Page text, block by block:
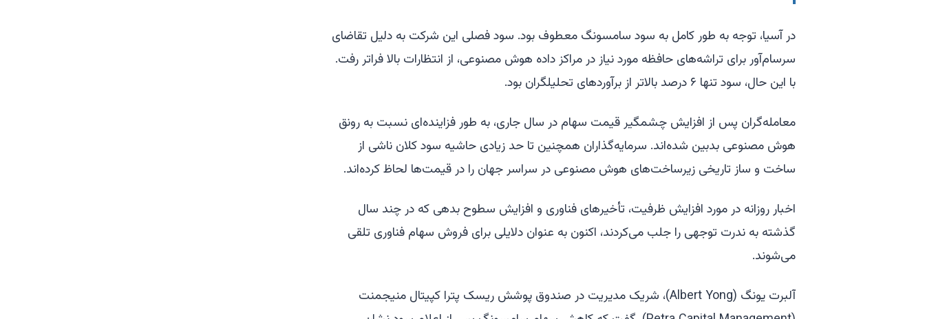
در آسیا، توجه به طور کامل به سود سامسونگ معطوف بود. سود فصلی این شرکت به دلیل تقاضای
سرسام‌آور برای تراشه‌های حافظه مورد نیاز در مراکز داده هوش مصنوعی، از انتظارات بالا فراتر رفت.
با این حال، سود تنها ۶ درصد بالاتر از برآوردهای تحلیلگران بود.
معامله‌گران پس از افزایش چشمگیر قیمت سهام در سال جاری، به طور فزاینده‌ای نسبت به رونق
هوش مصنوعی بدبین شده‌اند. سرمایه‌گذاران همچنین تا حد زیادی حاشیه سود کلان ناشی از
ساخت و ساز تاریخی زیرساخت‌های هوش مصنوعی در سراسر جهان را در قیمت‌ها لحاظ کرده‌اند.
اخبار روزانه در مورد افزایش ظرفیت، تأخیرهای فناوری و افزایش سطوح بدهی که در چند سال
گذشته به ندرت توجهی را جلب می‌کردند، اکنون به عنوان دلایلی برای فروش سهام فناوری تلقی
می‌شوند.
آلبرت یونگ (Albert Yong)، شریک مدیریت در صندوق پوشش ریسک پترا کپیتال منیجمنت